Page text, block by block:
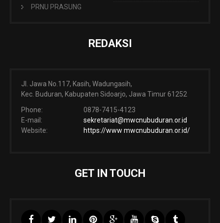
PRNU PRASUNG
REDAKSI
Jl. Jawa No.117, Kasih, Wadungasih,
Kec. Buduran, Kabupaten Sidoarjo, Jawa Timur 61252
Phone:
0878-7415-4123
E-mail:
sekretariat@mwcnubuduran.or.id
Website:
https://www mwcnubuduran.or.id/
GET IN TOUCH